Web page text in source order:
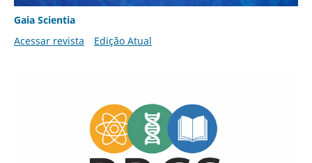
Gaia Scientia
Acessar revista
Edição Atual